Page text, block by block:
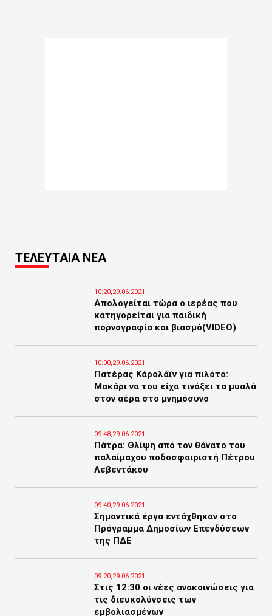
ΤΕΛΕΥΤΑΙΑ ΝΕΑ
10:20,29.06.2021
Απολογείται τώρα ο ιερέας που
κατηγορείται για παιδική
πορνογραφία και βιασμό(VIDEO)
10:00,29.06.2021
Πατέρας Κάρολάϊν για πιλότο:
Μακάρι να του είχα τινάξει τα μυαλά
στον αέρα στο μνημόσυνο
09:48,29.06.2021
Πάτρα: Θλίψη από τον θάνατο του
παλαίμαχου ποδοσφαιριστή Πέτρου
Λεβεντάκου
09:40,29.06.2021
Σημαντικά έργα εντάχθηκαν στο
Πρόγραμμα Δημοσίων Επενδύσεων
της ΠΔΕ
09:20,29.06.2021
Στις 12:30 οι νέες ανακοινώσεις για
τις διευκολύνσεις των
εμβολιασμένων